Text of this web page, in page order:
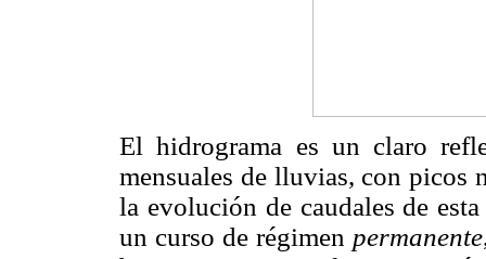
El hidrograma es un claro
mensuales de lluvias, con picos
la evolución de caudales de
un curso de régimen permanente